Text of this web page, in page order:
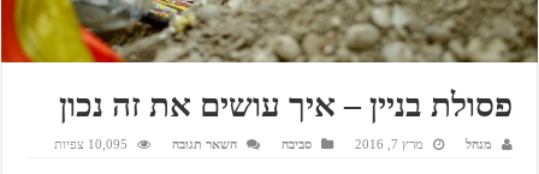
פסולת בניין – איך עושים את זה נכון
מנהל מרץ 7, 2016 סביבה השאר תגובה 10,095 צפיות